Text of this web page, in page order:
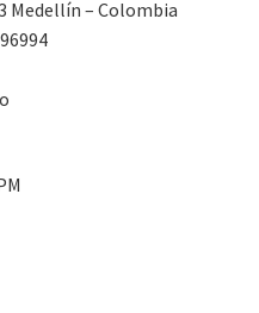
Medellín – Colombia